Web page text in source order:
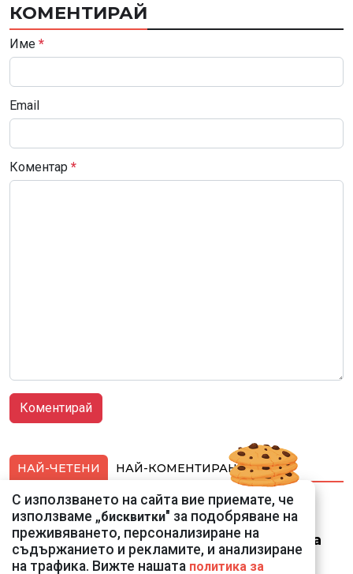
КОМЕНТИРАЙ
Име *
Email
Коментар *
НАЙ-ЧЕТЕНИ НАЙ-КОМЕНТИРАНИ
Ето го съпруга на
неадекватната
външна министърка
Велислава Петрова
С използването на сайта вие приемате, че
използваме „бисквитки" за подобряване на
преживяването, персонализиране на
съдържанието и рекламите, и анализиране
на трафика. Вижте нашата политика за